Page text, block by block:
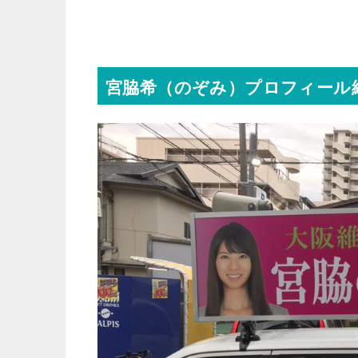
宮脇希（のぞみ）プロフィール